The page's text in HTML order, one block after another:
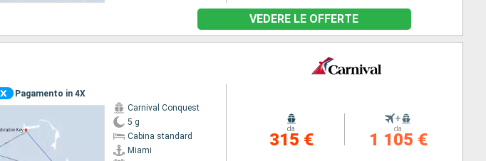
VEDERE LE OFFERTE
Pagamento in 4X
Carnival Conquest
5 g
Cabina standard
Miami
da
315 €
+
da
1 105 €